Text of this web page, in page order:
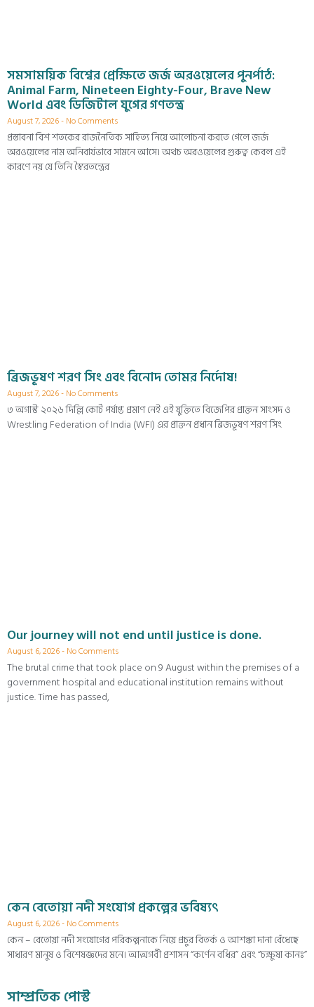
সমসাময়িক বিশ্বের প্রেক্ষিতে জর্জ অরওয়েলের পুনর্পাঠ:
Animal Farm, Nineteen Eighty-Four, Brave New
World এবং ডিজিটাল যুগের গণতন্ত্র
August 7, 2026 No Comments
প্রস্তাবনা বিশ শতকের রাজনৈতিক সাহিত্য নিয়ে আলোচনা করতে গেলে জর্জ
অরওয়েলের নাম অনিবার্যভাবে সামনে আসে। অথচ অরওয়েলের গুরুত্ব কেবল এই
কারণে নয় যে তিনি স্বৈরতন্ত্রের
ব্রিজভূষণ শরণ সিং এবং বিনোদ তোমর নির্দোষ!
August 7, 2026 No Comments
৩ অগাস্ট ২০২৬ দিল্লি কোর্ট পর্যাপ্ত প্রমাণ নেই এই যুক্তিতে বিজেপির প্রাক্তন সাংসদ ও
Wrestling Federation of India (WFI) এর প্রাক্তন প্রধান ব্রিজভূষণ শরণ সিং
Our journey will not end until justice is done.
August 6, 2026 No Comments
The brutal crime that took place on 9 August within the premises of a
government hospital and educational institution remains without
justice. Time has passed,
কেন বেতোয়া নদী সংযোগ প্রকল্পের ভবিষ্যৎ
August 6, 2026 No Comments
কেন – বেতোয়া নদী সংযোগের পরিকল্পনাকে নিয়ে প্রচুর বিতর্ক ও আশঙ্কা দানা বেঁধেছে
সাধারণ মানুষ ও বিশেষজ্ঞদের মনে। আত্মগর্বী প্রশাসন “কর্ণেন বধির” এবং “চক্ষুষা কানঃ”
সাম্প্রতিক পোস্ট